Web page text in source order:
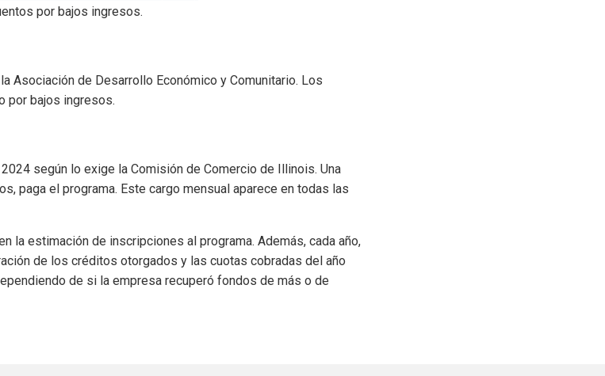
por bajos ingresos.
Asociación de Desarrollo Económico y Comunitario. Los
por bajos ingresos.
según lo exige la Comisión de Comercio de Illinois. Una
paga el programa. Este cargo mensual aparece en todas las
la estimación de inscripciones al programa. Además, cada año,
de los créditos otorgados y las cuotas cobradas del año
de si la empresa recuperó fondos de más o de